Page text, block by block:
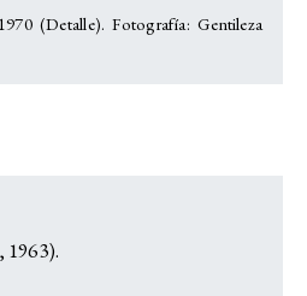
(Detalle). Fotografía: Gentileza